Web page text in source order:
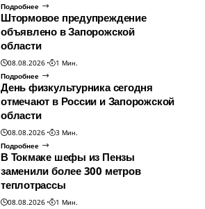
Подробнее
Штормовое предупреждение
объявлено в Запорожской
области
08.08.2026
1 Мин.
Подробнее
День физкультурника сегодня
отмечают в России и Запорожской
области
08.08.2026
3 Мин.
Подробнее
В Токмаке шефы из Пензы
заменили более 300 метров
теплотрассы
08.08.2026
1 Мин.